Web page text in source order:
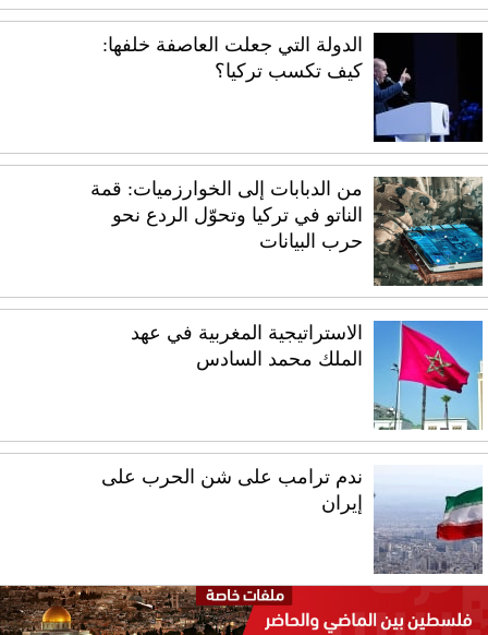
الدولة التي جعلت العاصفة خلفها:
كيف تكسب تركيا؟
من الدبابات إلى الخوارزميات: قمة
الناتو في تركيا وتحوّل الردع نحو
حرب البيانات
الاستراتيجية المغربية في عهد
الملك محمد السادس
ندم ترامب على شن الحرب على
إيران